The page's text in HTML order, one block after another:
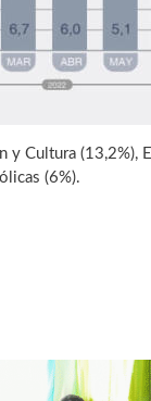
Cultura (13,2%),
(6%).